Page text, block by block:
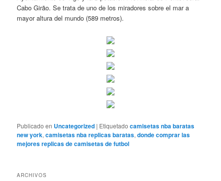
Cabo Girão. Se trata de uno de los miradores sobre el mar a
mayor altura del mundo (589 metros).
Publicado en Uncategorized | Etiquetado camisetas nba baratas
new york,camisetas nba replicas baratas,donde comprar las
mejores replicas de camisetas de futbol
ARCHIVOS